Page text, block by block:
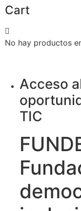
Cart
No hay productos
Acceso
TIC